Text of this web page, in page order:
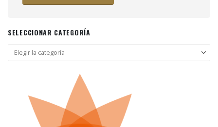
SELECCIONAR CATEGORÍA
Seleccionar
categoría